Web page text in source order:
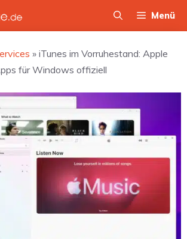
Menü
» iTunes im Vorruhestand: Apple
für Windows offiziell